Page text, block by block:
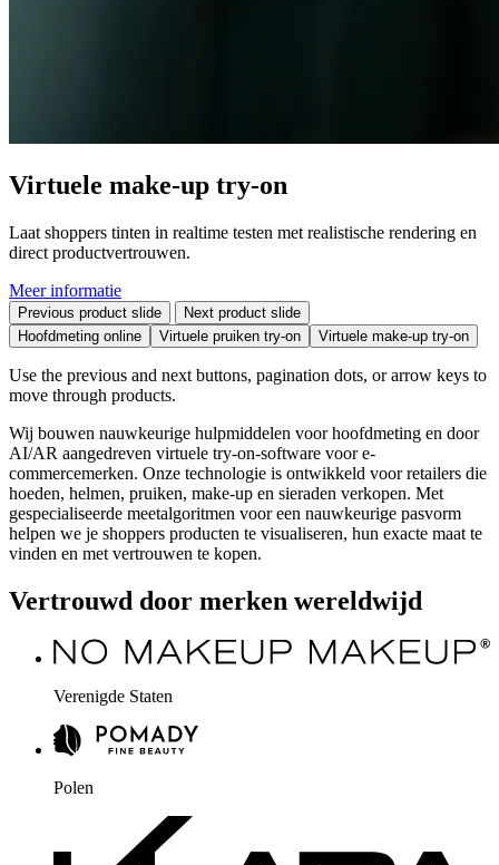
Virtuele make-up try-on
Laat shoppers tinten in realtime testen met realistische rendering en
direct productvertrouwen.
Meer informatie
Previous product slide
Next product slide
Hoofdmeting online
Virtuele pruiken try-on Virtuele make-up try-on
Use the previous and next buttons, pagination dots, or arrow keys to
move through products.
Wij bouwen nauwkeurige hulpmiddelen voor hoofdmeting en door
AI/AR aangedreven virtuele try-on-software voor e-
commercemerken. Onze technologie is ontwikkeld voor retailers die
hoeden, helmen, pruiken, make-up en sieraden verkopen. Met
gespecialiseerde meetalgoritmen voor een nauwkeurige pasvorm
helpen we je shoppers producten te visualiseren, hun exacte maat te
vinden en met vertrouwen te kopen.
Vertrouwd door merken wereldwijd
Verenigde Staten
Polen